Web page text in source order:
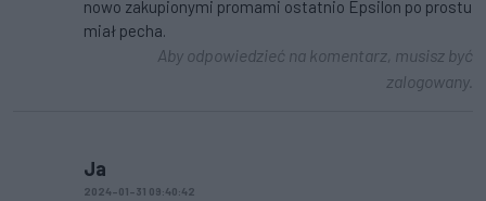
nowo zakupionymi promami ostatnio Epsilon po prostu
miał pecha.
Aby odpowiedzieć na komentarz, musisz być
zalogowany.
Ja
2024-01-31 09:40:42